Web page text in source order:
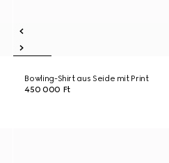
Bowling-Shirt aus Seide mit Print
450 000 Ft